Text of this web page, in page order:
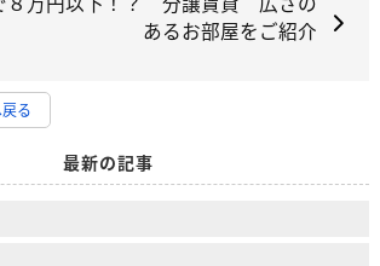
あるお部屋をご紹介
る
最新の記事